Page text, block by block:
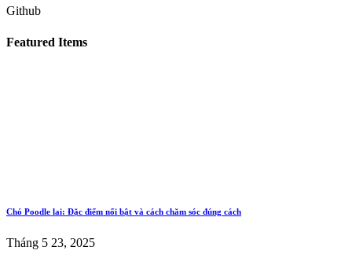
Github
Featured Items
Chó Poodle lai: Đặc điểm nổi bật và cách chăm sóc đúng cách
Tháng 5 23, 2025